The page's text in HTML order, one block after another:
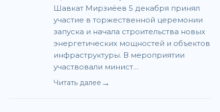
Шавкат Мирзиёев 5 декабря принял
участие в торжественной церемонии
запуска и начала строительства новых
энергетических мощностей и объектов
инфраструктуры. В мероприятии
участвовали минист…
Читать далее →